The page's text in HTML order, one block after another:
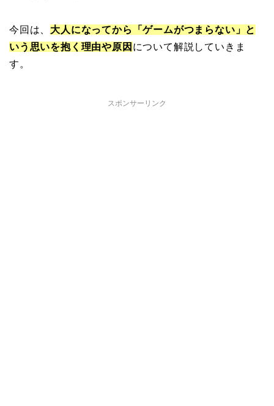
今回は、 大人になってから「ゲームがつまらない」と
いう思いを抱く理由や原因 について解説していきま
す。
スポンサーリンク